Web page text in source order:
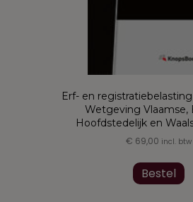
Erf- en
Wetgeving Vlaamse,
Hoofdstedelijk en
€ 69,00 incl. btw
Bestel